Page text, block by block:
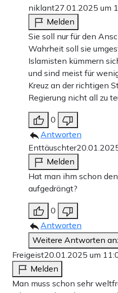
niklant27.01.2025 um
Melden
Sie soll nur für den
Wahrheit soll sie
Islamisten kümmern
und sind meist für
Kreuz an der richtigen
Regierung nicht all zu
0
Antworten
Enttäuschter
Melden
Hat man ihm schon
aufgedrängt?
0
Antworten
Weitere Antworten
Freigeist20.01.2025 um
Melden
Man muss schon sehr